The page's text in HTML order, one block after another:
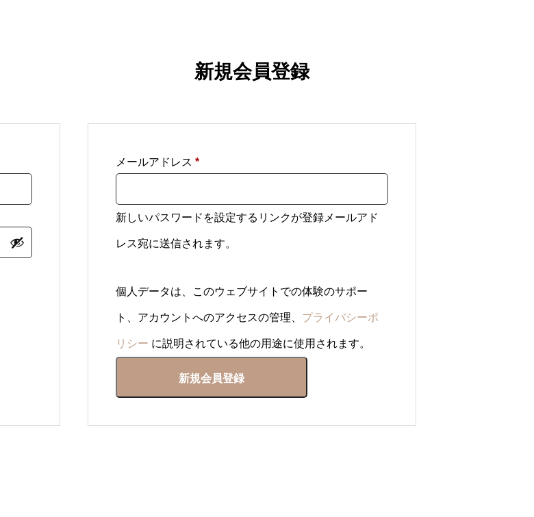
新規会員登録
メールアドレス *必
新しいパスワードを設定するリンクが登録メールアド
レス宛に送信されます。
個人データは、このウェブサイトでの体験のサポー
ト、アカウントへのアクセスの管理、 プライバシーポ
リシー に説明されている他の用途に使用されます。
新規会員登録